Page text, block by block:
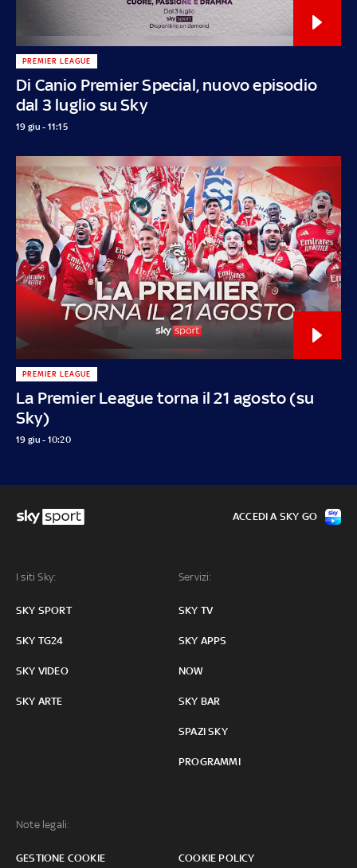
Di Canio Premier Special, nuovo episodio
dal 3 luglio su Sky
PREMIER LEAGUE
19 giu - 11:15
La Premier League torna il 21 agosto (su
Sky)
PREMIER LEAGUE
19 giu - 10:20
I siti Sky:
SKY SPORT
SKY TG24
SKY VIDEO
SKY ARTE
Servizi:
SKY TV
SKY APPS
NOW
SKY BAR
SPAZI SKY
PROGRAMMI
Note legali:
GESTIONE COOKIE COOKIE POLICY
ACCEDI A SKY GO